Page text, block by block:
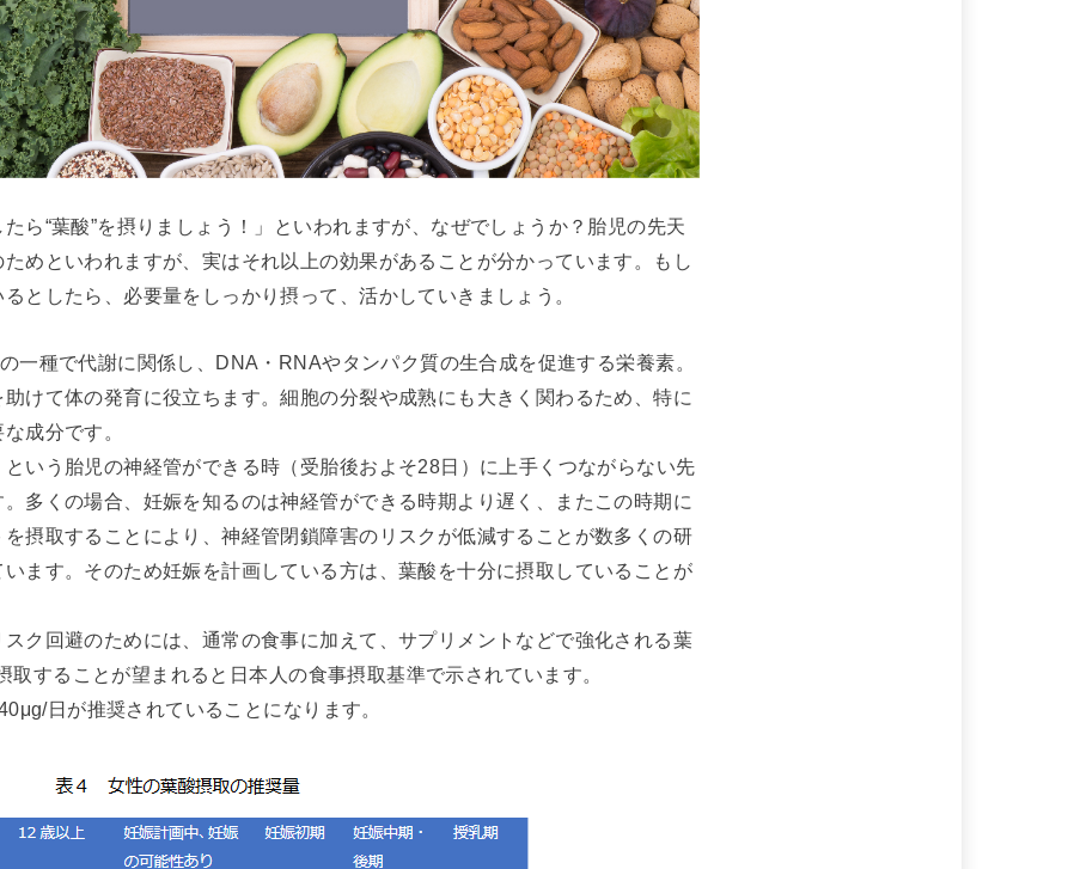
たら“葉酸”を摂りましょう！」といわれますが、なぜでしょうか？胎児の先天
めといわれますが、実はそれ以上の効果があることが分かっています。もし
としたら、必要量をしっかり摂って、活かしていきましょう。
一種で代謝に関係し、DNA・RNAやタンパク質の生合成を促進する栄養素。
けて体の発育に役立ちます。細胞の分裂や成熟にも大きく関わるため、特に
成分です。
という胎児の神経管ができる時（受胎後およそ28日）に上手くつながらない先
多くの場合、妊娠を知るのは神経管ができる時期より遅く、またこの時期に
摂取することにより、神経管閉鎖障害のリスクが低減することが数多くの研
ます。そのため妊娠を計画している方は、葉酸を十分に摂取していることが
ク回避のためには、通常の食事に加えて、サプリメントなどで強化される葉
取することが望まれると日本人の食事摂取基準で示されています。
日が推奨されていることになります。